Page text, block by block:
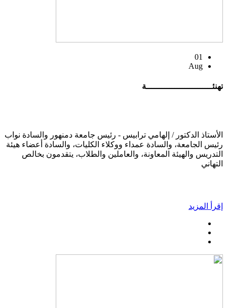
01
Aug
تهنئــــــــــــــــــــــــــة
الأستاذ الدكتور / إلهامي ترابيس - رئيس جامعة دمنهور والسادة نواب
رئيس الجامعة، والسادة عمداء ووكلاء الكليات، والسادة أعضاء هيئة
التدريس والهيئة المعاونة، والعاملين والطلاب، يتقدمون بخالص
التهاني
إقرأ المزيد